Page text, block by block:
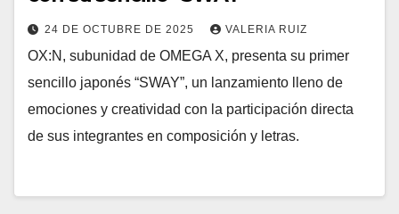
24 DE OCTUBRE DE 2025 VALERIA RUIZ
OX:N, subunidad de OMEGA X, presenta su primer
sencillo japonés “SWAY”, un lanzamiento lleno de
emociones y creatividad con la participación directa
de sus integrantes en composición y letras.